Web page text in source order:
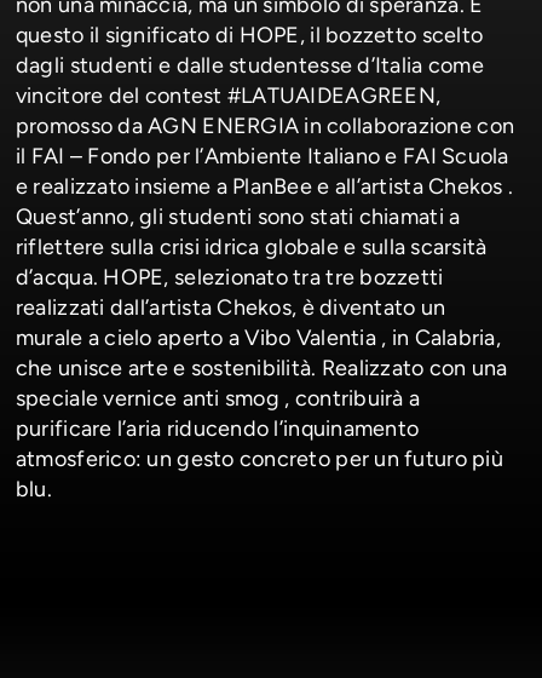
questo il significato di HOPE, il bozzetto scelto
dagli studenti e dalle studentesse d’Italia come
vincitore del contest #LATUAIDEAGREEN,
promosso da AGN ENERGIA in collaborazione con
il FAI – Fondo per l’Ambiente Italiano e FAI Scuola
e realizzato insieme a PlanBee e all’artista Chekos .
Quest’anno, gli studenti sono stati chiamati a
riflettere sulla crisi idrica globale e sulla scarsità
d’acqua. HOPE, selezionato tra tre bozzetti
realizzati dall’artista Chekos, è diventato un
murale a cielo aperto a Vibo Valentia , in Calabria,
che unisce arte e sostenibilità. Realizzato con una
speciale vernice anti smog , contribuirà a
purificare l’aria riducendo l’inquinamento
atmosferico: un gesto concreto per un futuro più
blu.